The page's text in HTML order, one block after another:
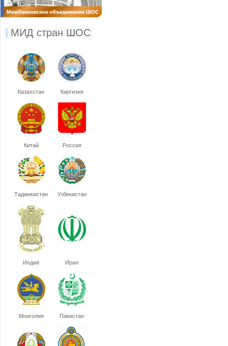
МИД стран ШОС
Казахстан Киргизия
Китай Россия
Таджикистан Узбекистан
Индия Иран
Монголия Пакистан